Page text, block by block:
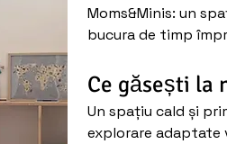
Moms&Minis: un
bucura de timp
Ce găsești la
Un spațiu cald și
explorare adaptate